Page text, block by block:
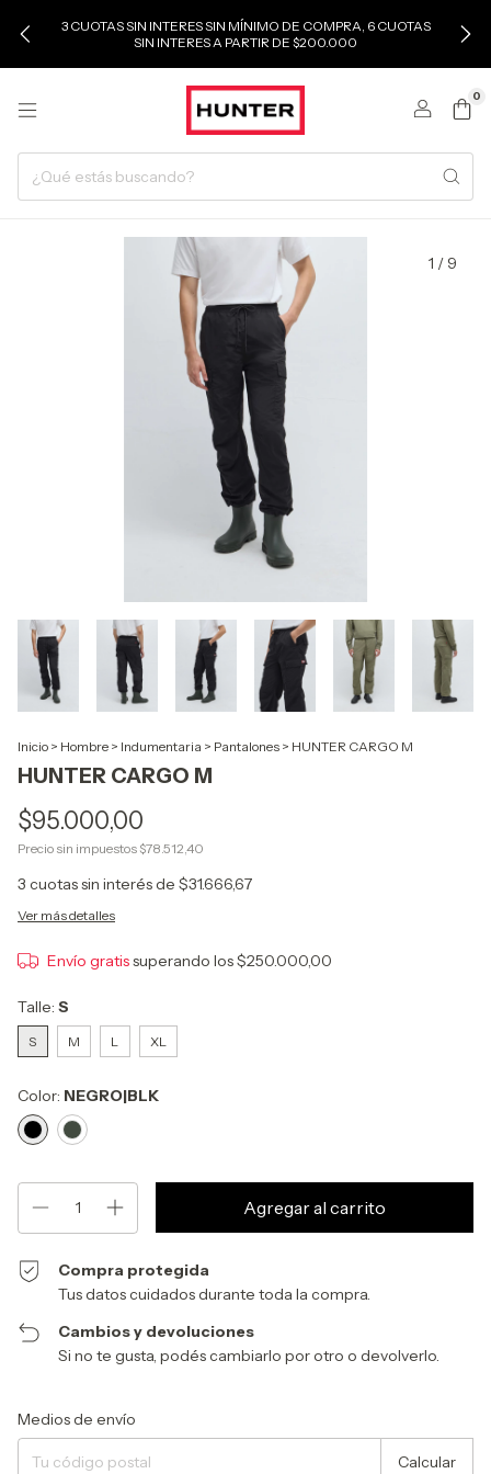
3 CUOTAS SIN INTERES SIN MÍNIMO DE COMPRA, 6 CUOTAS
SIN INTERES A PARTIR DE $200.000
0
1 / 9
Inicio > Hombre > Indumentaria > Pantalones > HUNTER CARGO M
HUNTER CARGO M
$95.000,00
Precio sin impuestos $78.512,40
3 cuotas sin interés de $31.666,67
Ver más detalles
Envío gratissuperando los$250.000,00
Talle: S
S M L XL
Color: NEGRO|BLK
Compra protegida
Tus datos cuidados durante toda la compra.
Cambios y devoluciones
Si no te gusta, podés cambiarlo por otro o devolverlo.
Entregas para el CP:
Medios de envío
Calcular